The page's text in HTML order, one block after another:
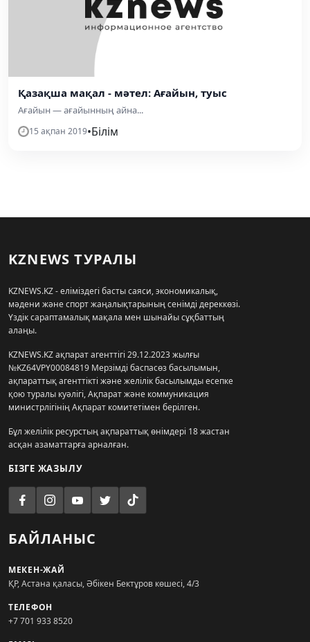
Қазақша мақал - мәтел: Ағайын, туыс
Ағайын — ағайынның айна...
15 ақпан 2019•Білім
KZNEWS ТУРАЛЫ
KZNEWS.KZ - еліміздегі басты саяси, экономикалық,
мәдени және спорт жаңалықтарының сенімді дереккөзі.
Үздік сараптамалық мақала мен шынайы сұқбаттың
алаңы.
KZNEWS.KZ ақпарат агенттігі 29.12.2023 жылғы
№KZ64VPY00084819 Мерзімді баспасөз басылымын,
ақпараттық агенттікті және желілік басылымды есепке
қою туралы куәлігі, Ақпарат және коммуникация
министрлігінің Ақпарат комитетімен берілген.
Бұл желілік ресурстың ақпараттық өнімдері 18 жастан
асқан азаматтарға арналған.
БІЗГЕ ЖАЗЫЛУ
БАЙЛАНЫС
МЕКЕН-ЖАЙ
ҚР, Астана қаласы, Әбікен Бектұров көшесі, 4/3
ТЕЛЕФОН
+7 701 933 8520